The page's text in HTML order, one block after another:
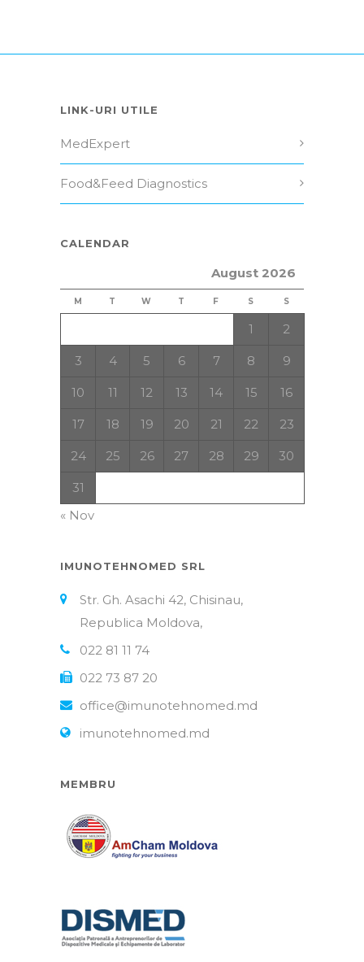
LINK-URI UTILE
MedExpert
Food&Feed Diagnostics
CALENDAR
August 2026
M T W T F S S
1 2
3 4 5 6 7 8 9
10 11 12 13 14 15 16
17 18 19 20 21 22 23
24 25 26 27 28 29 30
31
« Nov
IMUNOTEHNOMED SRL
Str. Gh. Asachi 42, Chisinau,
Republica Moldova,
022 81 11 74
022 73 87 20
office@imunotehnomed.md
imunotehnomed.md
MEMBRU